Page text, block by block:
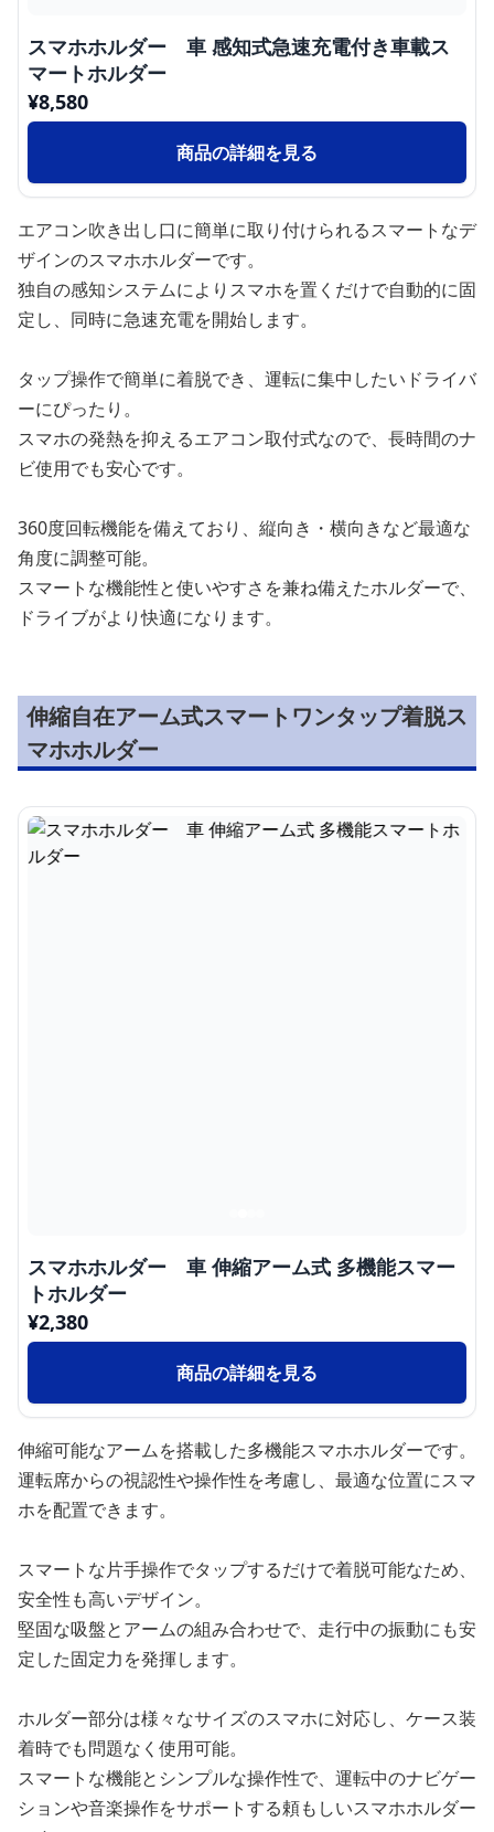
スマホホルダー 車 感知式急速充電付き車載ス
マートホルダー
¥8,580
商品の詳細を見る
エアコン吹き出し口に簡単に取り付けられるスマートなデ
ザインのスマホホルダーです。
独自の感知システムによりスマホを置くだけで自動的に固
定し、同時に急速充電を開始します。
タップ操作で簡単に着脱でき、運転に集中したいドライバ
ーにぴったり。
スマホの発熱を抑えるエアコン取付式なので、長時間のナ
ビ使用でも安心です。
360度回転機能を備えており、縦向き・横向きなど最適な
角度に調整可能。
スマートな機能性と使いやすさを兼ね備えたホルダーで、
ドライブがより快適になります。
伸縮自在アーム式スマートワンタップ着脱ス
マホホルダー
スマホホルダー 車 伸縮アーム式 多機能スマー
トホルダー
¥2,380
商品の詳細を見る
伸縮可能なアームを搭載した多機能スマホホルダーです。
運転席からの視認性や操作性を考慮し、最適な位置にスマ
ホを配置できます。
スマートな片手操作でタップするだけで着脱可能なため、
安全性も高いデザイン。
堅固な吸盤とアームの組み合わせで、走行中の振動にも安
定した固定力を発揮します。
ホルダー部分は様々なサイズのスマホに対応し、ケース装
着時でも問題なく使用可能。
スマートな機能とシンプルな操作性で、運転中のナビゲー
ションや音楽操作をサポートする頼もしいスマホホルダー